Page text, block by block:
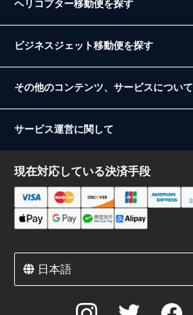
ヘリコプター移動便を探す
ビジネスジェット移動便を探す
その他のコンテンツ、サービスについて
サービス運営に関して
現在対応している決済手段
日本語